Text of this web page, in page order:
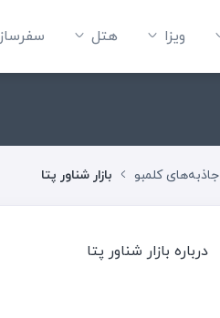
ویزا هتل‌ سفرساز
جاذبه‌های کلمبو بازار شناور پتا
درباره بازار شناور پتا